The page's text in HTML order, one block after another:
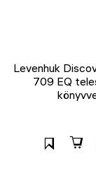
Levenhuk
709 EQ